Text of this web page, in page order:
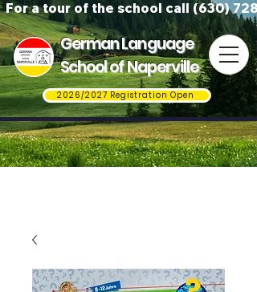
For a tour of the school call (630)
German Language
School of Naperville
2026/2027 Registration Open